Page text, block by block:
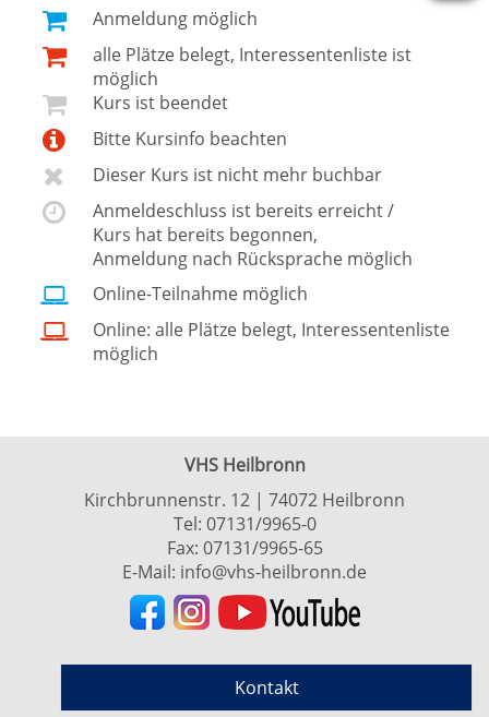
Anmeldung möglich
alle Plätze belegt, Interessentenliste ist
möglich
Kurs ist beendet
Bitte Kursinfo beachten
Dieser Kurs ist nicht mehr buchbar
Anmeldeschluss ist bereits erreicht /
Kurs hat bereits begonnen,
Anmeldung nach Rücksprache möglich
Online-Teilnahme möglich
Online: alle Plätze belegt, Interessentenliste
möglich
VHS Heilbronn
Kirchbrunnenstr. 12 | 74072 Heilbronn
Tel: 07131/9965-0
Fax: 07131/9965-65
E-Mail: info@vhs-heilbronn.de
Kontakt